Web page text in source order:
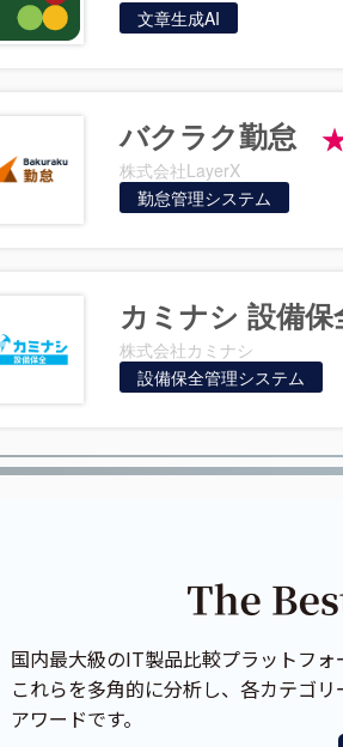
文章生成AI
バクラク勤怠
株式会社LayerX
勤怠管理システム
カミナシ 設備保
株式会社カミナシ
設備保全管理システム
国内最大級のIT製品比較プラットフ
これらを多角的に分析し、各カテゴ
アワードです。